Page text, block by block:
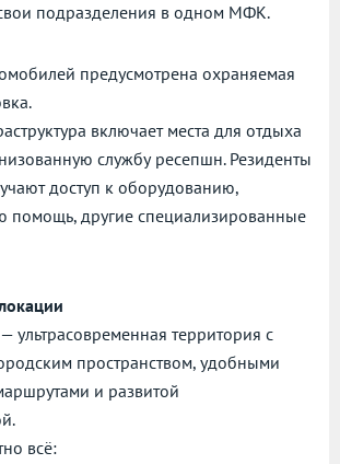
свои подразделения в одном МФК.
предусмотрена охраняемая
включает места для отдыха
службу ресепшн. Резиденты
доступ к оборудованию,
помощь, другие специализированные
ультрасовременная территория с
пространством, удобными
и развитой
всё: